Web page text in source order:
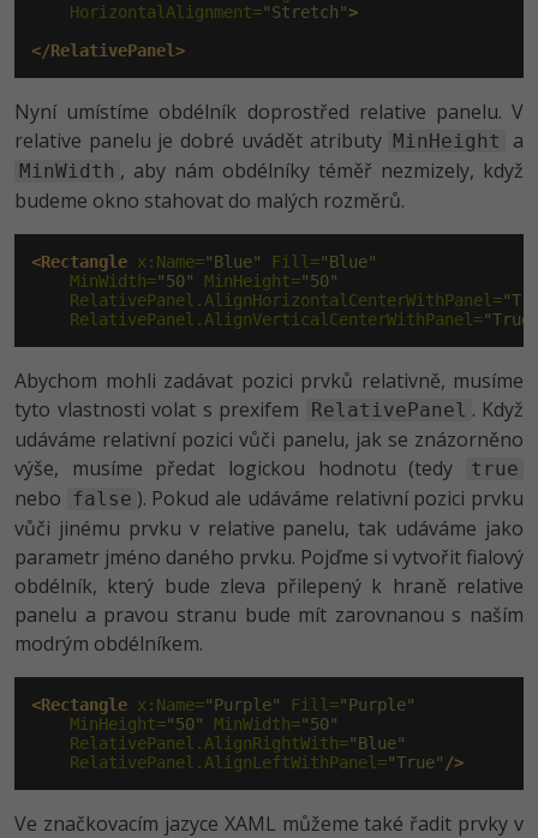
Fórum
Testování softwaru
Datová analýza
Marketing -30%
SEO -30%
UX
Business
Kryptoměny -25%
Copywriting
MS Office
Google Dokumenty
Time management
Kurzy designu
HTML/CSS -80%
Photoshop -80%
Adobe Illustrator -80%
-30%
Adobe XD -15%
Adobe InDesign -25%
Adobe After Effects
Blender -80%
Inkscape
Fotografování -80%
Video
Ostatní
Příběhy absolventů
Blog
Kariéra
Pro firmy
    HorizontalAlignment=
"Stretch">
</RelativePanel>
Nyní umístíme obdélník doprostřed relative panelu. V
relative panelu je dobré uvádět atributy MinHeight a
MinWidth , aby nám obdélníky téměř nezmizely, když
budeme okno stahovat do malých rozměrů.
<Rectangle x:Name="Blue" Fill="Blue"
    MinWidth=
"50" MinHeight="50"
    RelativePanel.AlignHorizontalCenterWithPanel=
    RelativePanel.AlignVerticalCenterWithPanel=
Abychom mohli zadávat pozici prvků relativně, musíme
tyto vlastnosti volat s prexifem
RelativePanel . Když
udáváme relativní pozici vůči panelu, jak se znázorněno
výše, musíme předat logickou hodnotu (tedy
true
nebo false ). Pokud ale udáváme relativní pozici prvku
vůči jinému prvku v relative panelu, tak udáváme jako
parametr jméno daného prvku. Pojďme si vytvořit fialový
obdélník, který bude zleva přilepený k hraně relative
panelu a pravou stranu bude mít zarovnanou s naším
modrým obdélníkem.
<Rectangle x:Name="Purple" Fill="Purple"
    MinHeight=
"50" MinWidth="50"
    RelativePanel.AlignRightWith=
"Blue"
    RelativePanel.AlignLeftWithPanel=
"True" />
Ve značkovacím jazyce XAML můžeme také řadit prvky v